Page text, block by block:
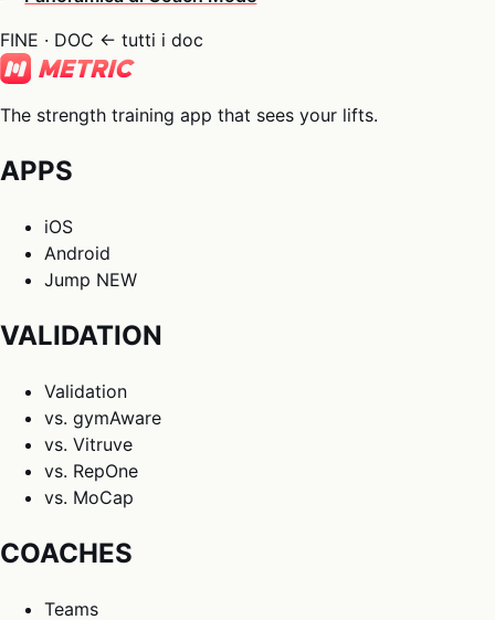
FINE · DOC ← tutti i doc
The strength training app that sees your lifts.
APPS
iOS
Android
Jump NEW
VALIDATION
Validation
vs. gymAware
vs. Vitruve
vs. RepOne
vs. MoCap
COACHES
Teams